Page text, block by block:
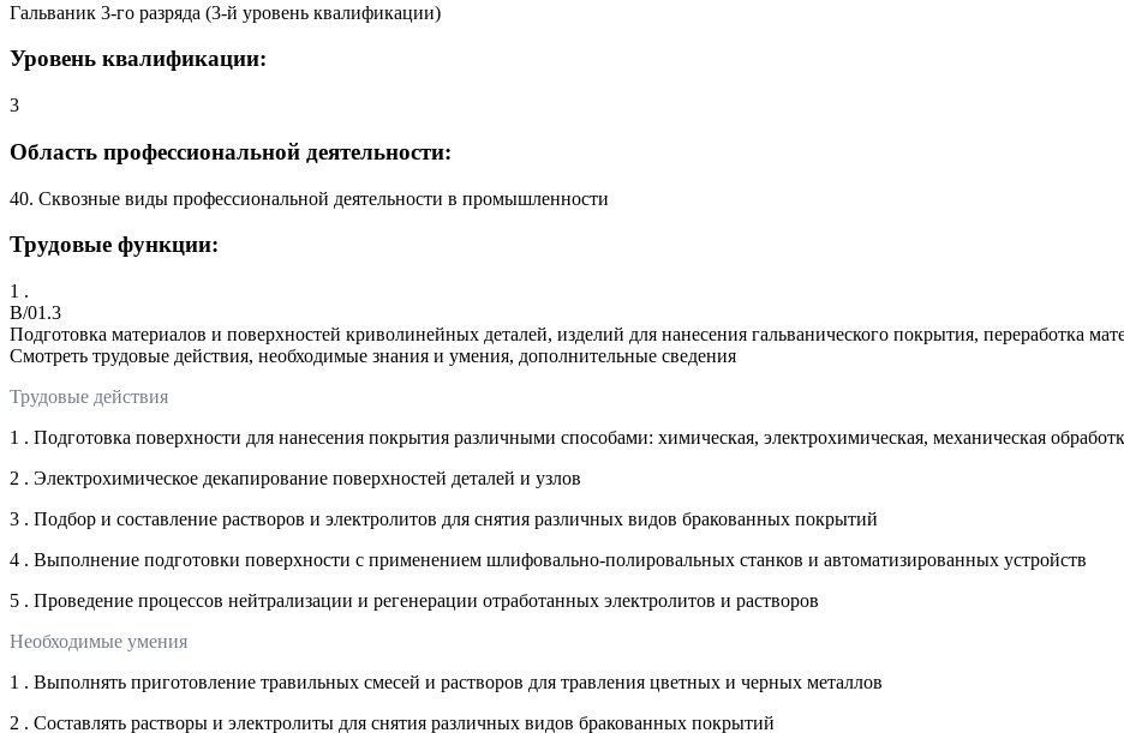
Гальваник 3-го разряда (3-й уровень квалификации)
Уровень квалификации:
3
Область профессиональной деятельности:
40. Сквозные виды профессиональной деятельности в промышленности
Трудовые функции:
1 .
B/01.3
Подготовка материалов и поверхностей криволинейных деталей, изделий для нанесения гальванического покрытия, переработка
Смотреть трудовые действия, необходимые знания и умения, дополнительные сведения
Трудовые действия
1 . Подготовка поверхности для нанесения покрытия различными способами: химическая, электрохимическая, механическая
2 . Электрохимическое декапирование поверхностей деталей и узлов
3 . Подбор и составление растворов и электролитов для снятия различных видов бракованных покрытий
4 . Выполнение подготовки поверхности с применением шлифовально-полировальных станков и автоматизированных устройств
5 . Проведение процессов нейтрализации и регенерации отработанных электролитов и растворов
Необходимые умения
1 . Выполнять приготовление травильных смесей и растворов для травления цветных и черных металлов
2 . Составлять растворы и электролиты для снятия различных видов бракованных покрытий